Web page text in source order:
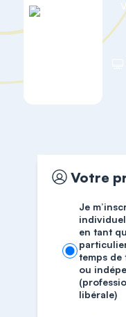
Votre
Je
en tant
temps de
ou
libérale)